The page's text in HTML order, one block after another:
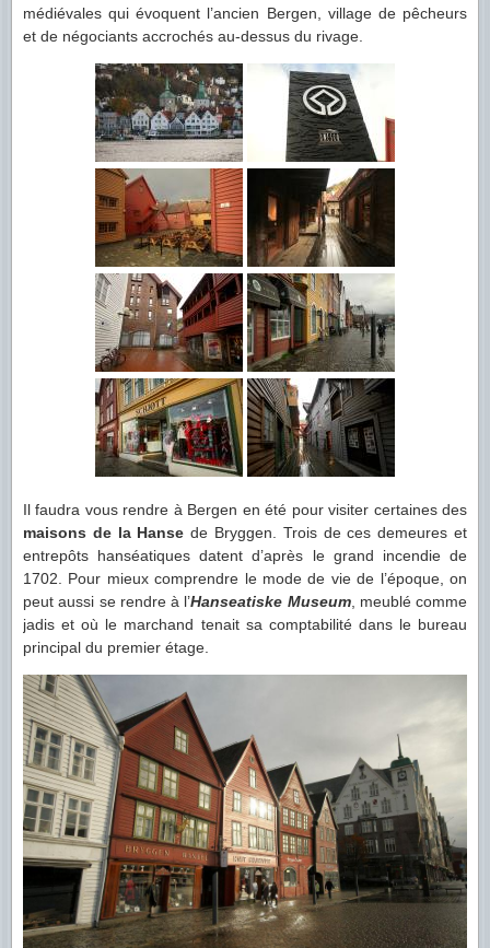
médiévales qui évoquent l’ancien Bergen, village de pêcheurs
et de négociants accrochés au-dessus du rivage.
Il faudra vous rendre à Bergen en été pour visiter certaines des
maisons de la Hanse de Bryggen. Trois de ces demeures et
entrepôts hanséatiques datent d’après le grand incendie de
1702. Pour mieux comprendre le mode de vie de l’époque, on
peut aussi se rendre à l’Hanseatiske Museum, meublé comme
jadis et où le marchand tenait sa comptabilité dans le bureau
principal du premier étage.